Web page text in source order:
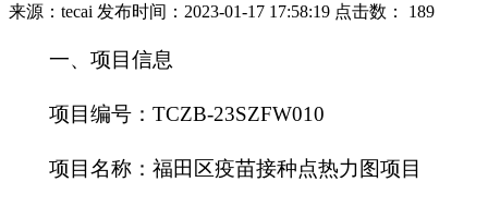
来源：tecai 发布时间：2023-01-17 17:58:19 点击数： 189
一、项目信息
项目编号：TCZB-23SZFW010
项目名称：福田区疫苗接种点热力图项目